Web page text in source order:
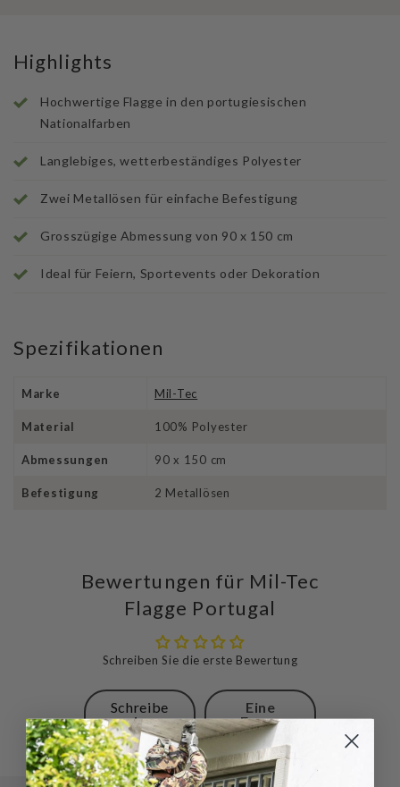
Highlights
Hochwertige Flagge in den portugiesischen
Nationalfarben
Langlebiges, wetterbeständiges Polyester
Zwei Metallösen für einfache Befestigung
Grosszügige Abmessung von 90 x 150 cm
Ideal für Feiern, Sportevents oder Dekoration
Spezifikationen
Marke Mil-Tec
Material 100% Polyester
Abmessungen 90 x 150 cm
Befestigung 2 Metallösen
Bewertungen für Mil-Tec
Flagge Portugal
Schreiben Sie die erste Bewertung
Schreibe
eine
Bewertung
Eine
Frage
stellen